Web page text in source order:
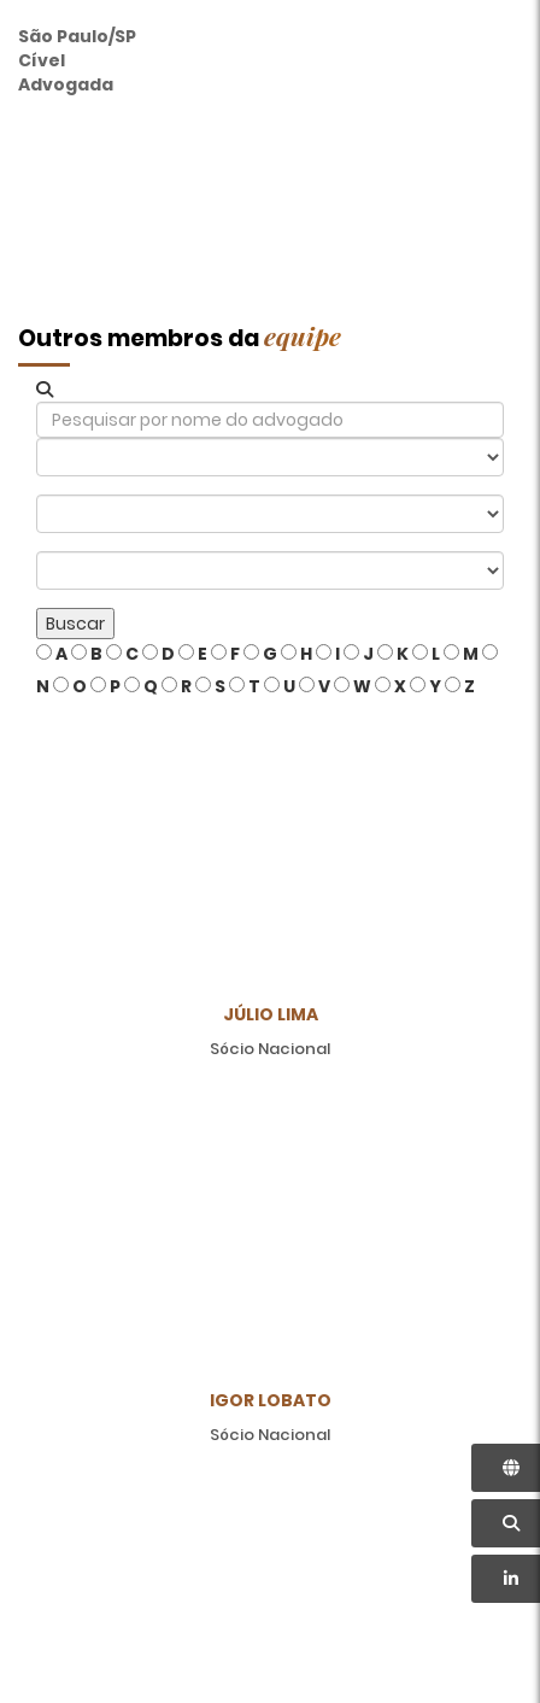
São Paulo/SP
Cível
Advogada
Outros membros daequipe
Buscar
A
B C D E F G H I J K L
M
N
O P Q R S T U V W X Y Z
JÚLIO LIMA
Sócio Nacional
IGOR LOBATO
Sócio Nacional